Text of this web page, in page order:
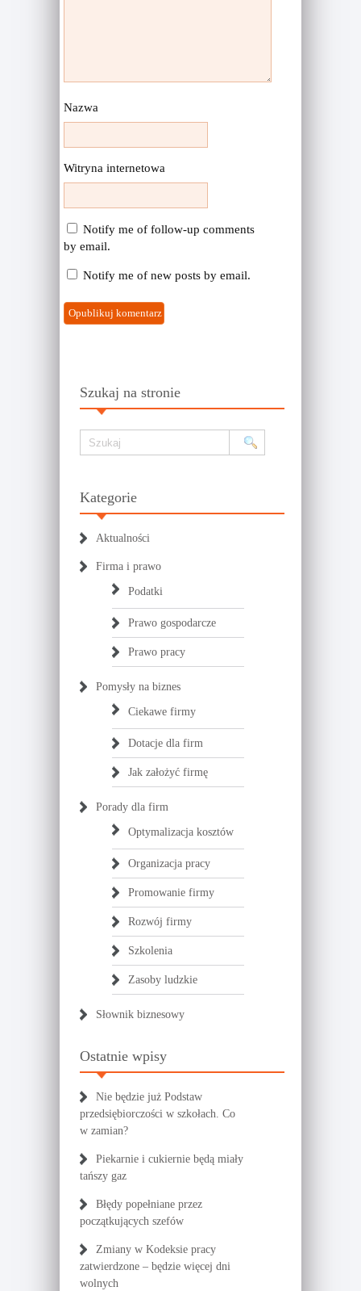
Nazwa
Witryna internetowa
Notify me of follow-up comments
by email.
Notify me of new posts by email.
Szukaj na stronie
Kategorie
Aktualności
Firma i prawo
Podatki
Prawo gospodarcze
Prawo pracy
Pomysły na biznes
Ciekawe firmy
Dotacje dla firm
Jak założyć firmę
Porady dla firm
Optymalizacja kosztów
Organizacja pracy
Promowanie firmy
Rozwój firmy
Szkolenia
Zasoby ludzkie
Słownik biznesowy
Ostatnie wpisy
Nie będzie już Podstaw
przedsiębiorczości w szkołach. Co
w zamian?
Piekarnie i cukiernie będą miały
tańszy gaz
Błędy popełniane przez
początkujących szefów
Zmiany w Kodeksie pracy
zatwierdzone – będzie więcej dni
wolnych